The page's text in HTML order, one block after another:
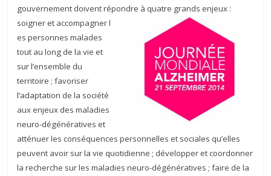
gouvernement doivent répondre à quatre grands enjeux :
soigner et accompagner l
es personnes malades
tout au long de la vie et
sur l’ensemble du
territoire ; favoriser
l’adaptation de la société
aux enjeux des maladies
neuro-dégénératives et
atténuer les conséquences personnelles et sociales qu’elles
peuvent avoir sur la vie quotidienne ; développer et coordonner
la recherche sur les maladies neuro-dégénératives ; faire de la